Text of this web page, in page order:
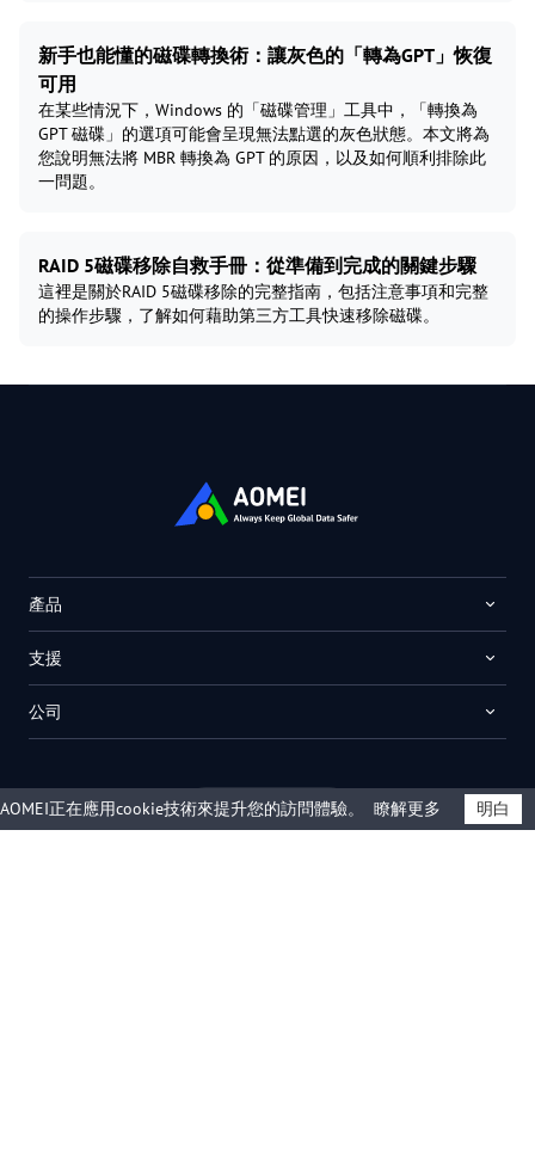
新手也能懂的磁碟轉換術：讓灰色的「轉為GPT」恢復
可用
在某些情況下，Windows 的「磁碟管理」工具中，「轉換為
GPT 磁碟」的選項可能會呈現無法點選的灰色狀態。本文將為
您說明無法將 MBR 轉換為 GPT 的原因，以及如何順利排除此
一問題。
RAID 5磁碟移除自救手冊：從準備到完成的關鍵步驟
這裡是關於RAID 5磁碟移除的完整指南，包括注意事項和完整
的操作步驟，了解如何藉助第三方工具快速移除磁碟。
繁體中文
產品
支援
公司
AOMEI正在應用cookie技術來提升您的訪問體驗。 瞭解更多 明白